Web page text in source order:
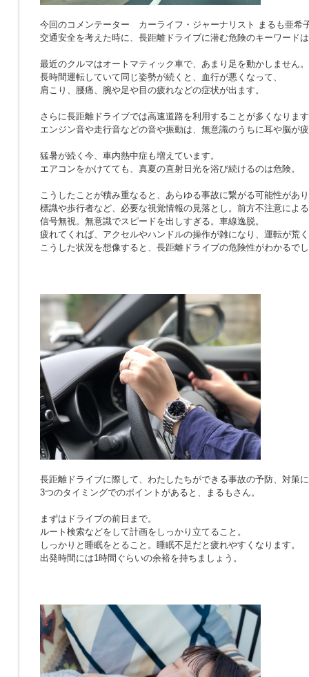
今回のコメンテーター カーライフ・ジャーナリスト まるも亜希
交通安全を考えた時に、長距離ドライブに潜む危険のキーワード
最近のクルマはオートマティック車で、あまり足を動かしません。
長時間運転していて同じ姿勢が続くと、血行が悪くなって、
肩こり、腰痛、腕や足や目の疲れなどの症状が出ます。
さらに長距離ドライブでは高速道路を利用することが多くなりま
エンジン音や走行音などの音や振動は、無意識のうちに耳や脳が
猛暑が続く今、車内熱中症も増えています。
エアコンをかけてても、真夏の直射日光を浴び続けるのは危険。
こうしたことが積み重なると、あらゆる事故に繋がる可能性があ
標識や歩行者など、必要な視覚情報の見落とし。前方不注意によ
信号無視。無意識でスピードを出しすぎる。車線逸脱。
疲れてくれば、アクセルやハンドルの操作が雑になり、運転が荒
こうした状況を想像すると、長距離ドライブの危険性がわかるで
長距離ドライブに際して、わたしたちができる事故の予防、対策
3つのタイミングでのポイントがあると、まるもさん。
まずはドライブの前日まで。
ルート検索などをして計画をしっかり立てること。
しっかりと睡眠をとること。睡眠不足だと疲れやすくなります。
出発時間には1時間ぐらいの余裕を持ちましょう。